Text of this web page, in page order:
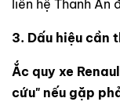
liên hệ Thanh An
3. Dấu hiệu cần
Ắc quy xe
cứu" nếu gặp